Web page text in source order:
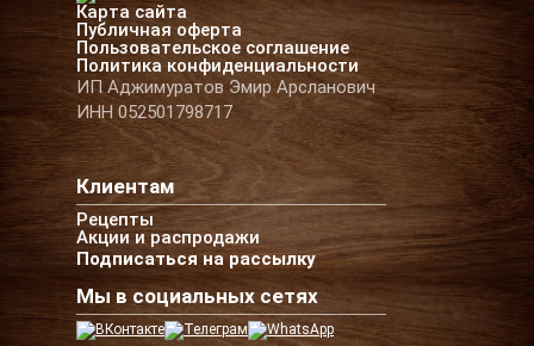
Карта сайта
Публичная оферта
Пользовательское соглашение
Политика конфиденциальности
ИП Аджимуратов Эмир Арсланович
ИНН 052501798717
Клиентам
Рецепты
Акции и распродажи
Подписаться на рассылку
Мы в социальных сетях